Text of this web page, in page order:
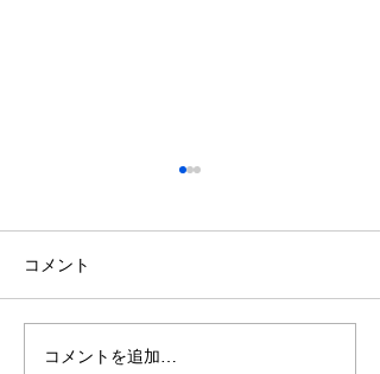
【施工事例】木の温もり
コメント
コメントを追加…